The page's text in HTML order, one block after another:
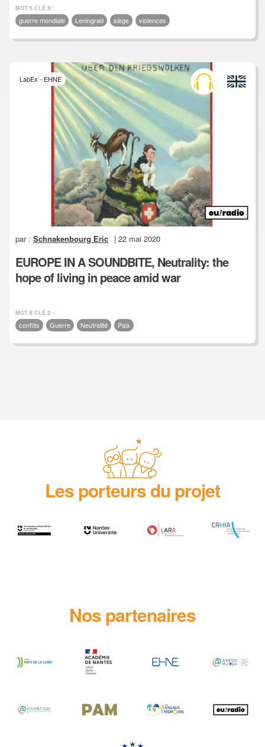
MOT.S CLÉ.S :
guerre mondiale Leningrad siège violences
LabEx - EHNE
par :Schnakenbourg Eric | 22 mai 2020
EUROPE IN A SOUNDBITE, Neutrality: the
hope of living in peace amid war
MOT.S CLÉ.S :
conflits Guerre Neutralité Paix
Les porteurs du projet
Nos partenaires